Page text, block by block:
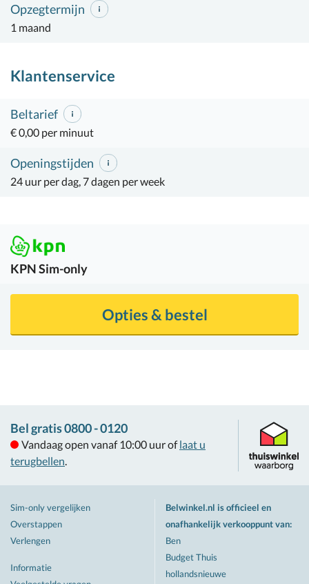
Opzegtermijn
1 maand
Klantenservice
Beltarief
€ 0,00 per minuut
Openingstijden
24 uur per dag, 7 dagen per week
KPNSim-only
Opties & bestel
Bel gratis 0800 - 0120
Vandaag open vanaf 10:00 uur of laat u
terugbellen.
Sim-only vergelijken
Overstappen
Verlengen
Informatie
Belwinkel.nl is officieel en
onafhankelijk verkooppunt van:
Ben
Budget Thuis
hollandsnieuwe